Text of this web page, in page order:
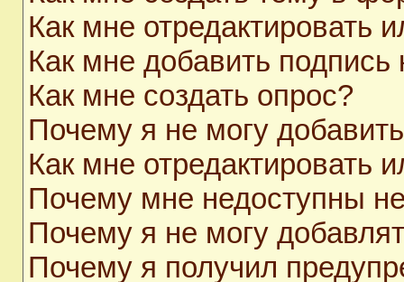
Как мне отредактировать
Как мне добавить
Как мне создать опрос?
Почему я не могу
Как мне отредактировать
Почему мне недоступны
Почему я не могу
Почему я получил